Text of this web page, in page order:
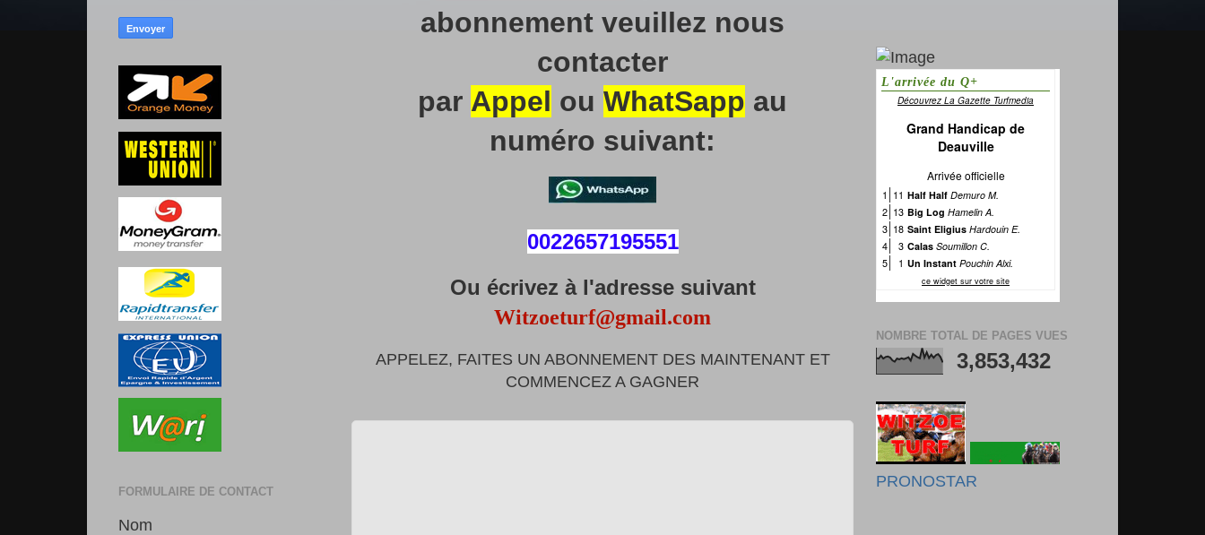
abonnement veuillez nous
contacter
par Appel ou WhatSapp au
numéro suivant:
0022657195551
Ou écrivez à l'adresse suivant
Witzoeturf@gmail.com
APPELEZ, FAITES UN ABONNEMENT DES MAINTENANT ET
COMMENCEZ A GAGNER
FORMULAIRE DE CONTACT
Nom
NOMBRE TOTAL DE PAGES VUES
3,853,432
PRONOSTAR